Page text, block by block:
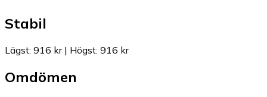
Stabil
Lägst: 916 kr| Högst: 916 kr
Omdömen